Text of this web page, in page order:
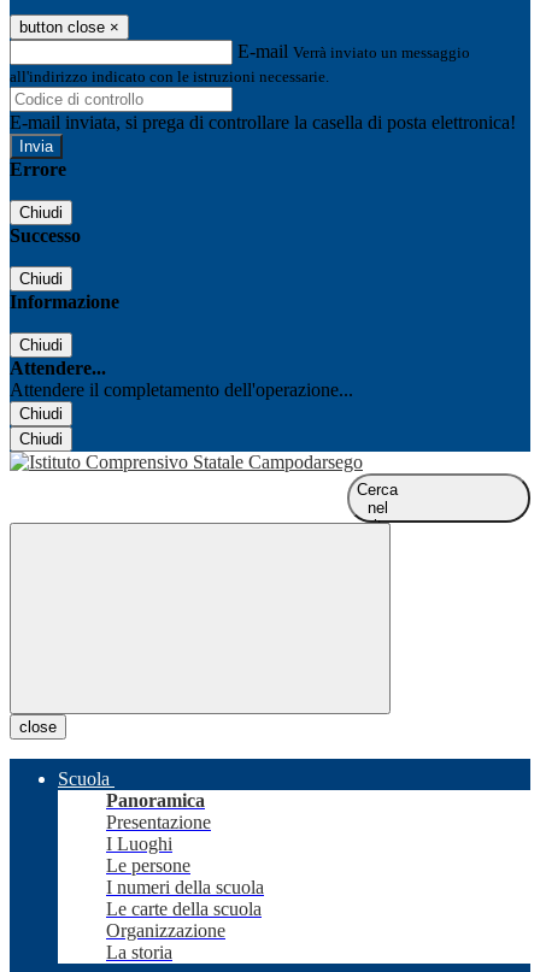
button close ×
E-mail Verrà inviato un messaggio
all'indirizzo indicato con le istruzioni necessarie.
E-mail inviata, si prega di controllare la casella di posta elettronica!
Errore
Chiudi
Successo
Chiudi
Informazione
Chiudi
Attendere...
Attendere il completamento dell'operazione...
Chiudi
Chiudi
Cerca
nel
sito
close
Scuola
Panoramica
Presentazione
I Luoghi
Le persone
I numeri della scuola
Le carte della scuola
Organizzazione
La storia